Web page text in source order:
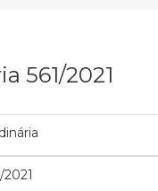
561/2021
2021